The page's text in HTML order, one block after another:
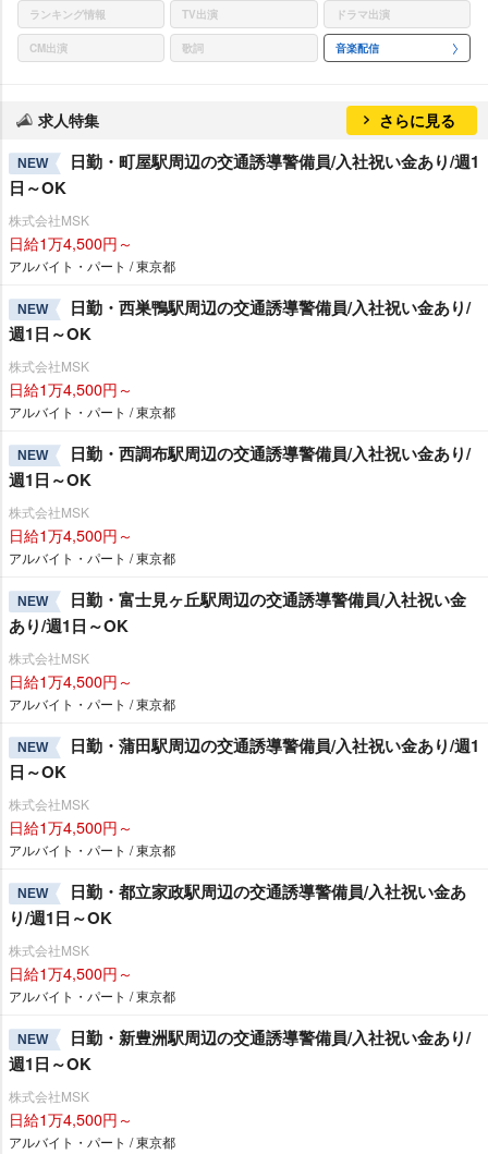
ランキング情報 TV出演 ドラマ出演
CM出演 歌詞 音楽配信
求人特集 さらに見る
NEW
日勤・町屋駅周辺の交通誘導警備員/入社祝い金あり/週1
日～OK
株式会社MSK
日給1万4,500円～
アルバイト・パート / 東京都
NEW
日勤・西巣鴨駅周辺の交通誘導警備員/入社祝い金あり/
週1日～OK
株式会社MSK
日給1万4,500円～
アルバイト・パート / 東京都
NEW
日勤・西調布駅周辺の交通誘導警備員/入社祝い金あり/
週1日～OK
株式会社MSK
日給1万4,500円～
アルバイト・パート / 東京都
NEW
日勤・富士見ヶ丘駅周辺の交通誘導警備員/入社祝い金
あり/週1日～OK
株式会社MSK
日給1万4,500円～
アルバイト・パート / 東京都
NEW
日勤・蒲田駅周辺の交通誘導警備員/入社祝い金あり/週1
日～OK
株式会社MSK
日給1万4,500円～
アルバイト・パート / 東京都
NEW
日勤・都立家政駅周辺の交通誘導警備員/入社祝い金あ
り/週1日～OK
株式会社MSK
日給1万4,500円～
アルバイト・パート / 東京都
NEW
日勤・新豊洲駅周辺の交通誘導警備員/入社祝い金あり/
週1日～OK
株式会社MSK
日給1万4,500円～
アルバイト・パート / 東京都